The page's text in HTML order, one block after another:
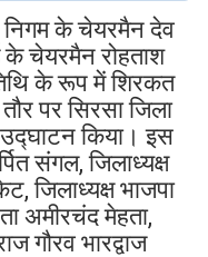
निगम के चेयरमैन देव
के चेयरमैन रोहताश
के रूप में शिरकत
पर सिरसा जिला
उद्घाटन किया। इस
संगल, जिलाध्यक्ष
जिलाध्यक्ष भाजपा
अमीरचंद मेहता,
गौरव भारद्वाज